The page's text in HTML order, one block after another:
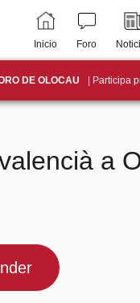
Inicio Foro
DE OLOCAU | Participa
a